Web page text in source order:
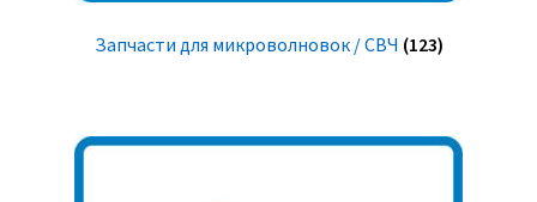
Запчасти для микроволновок / СВЧ (123)